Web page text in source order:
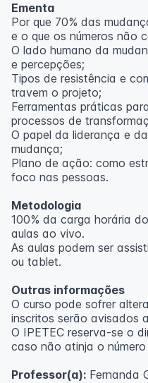
inscritos serão avisados
O IPETEC reserva-se o
caso não atinja o número
Professor(a):
Ementa
Por que 70% das
e o que os números não
O lado humano da
e percepções;
Tipos de resistência e
travem o projeto;
Ferramentas práticas
processos de
O papel da liderança e
mudança;
Plano de ação: como
foco nas pessoas.
Metodologia
100% da carga horária
aulas ao vivo.
As aulas podem ser
ou tablet.
Outras informações
O curso pode sofrer
inscritos serão avisados
O IPETEC reserva-se o
caso não atinja o
Professor(a): Fernanda